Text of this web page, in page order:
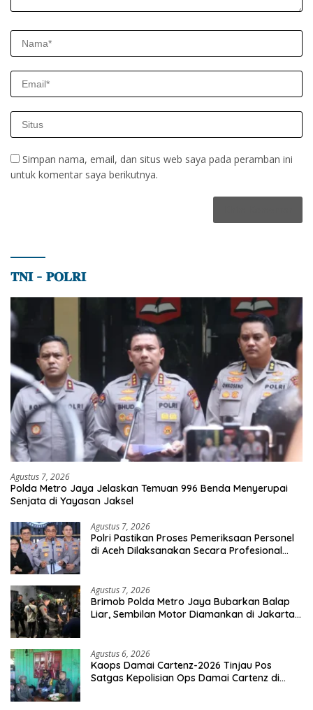
Simpan nama, email, dan situs web saya pada peramban ini
untuk komentar saya berikutnya.
𝐓𝐍𝐈 – 𝐏𝐎𝐋𝐑𝐈
Agustus 7, 2026
Polda Metro Jaya Jelaskan Temuan 996 Benda Menyerupai
Senjata di Yayasan Jaksel
Agustus 7, 2026
Polri Pastikan Proses Pemeriksaan Personel
di Aceh Dilaksanakan Secara Profesional
Agustus 7, 2026
Brimob Polda Metro Jaya Bubarkan Balap
Liar, Sembilan Motor Diamankan di Jakarta
Agustus 6, 2026
Kaops Damai Cartenz-2026 Tinjau Pos
Satgas Kepolisian Ops Damai Cartenz di